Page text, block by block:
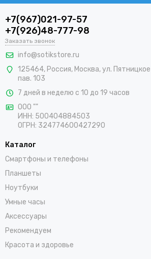
+7(967)021-97-57
+7(926)48-777-98
Заказать звонок
info@sotikstore.ru
125464, Россия, Москва,ул.
пав. 103
7 дней в неделю с 10 до 19 часов
ООО ""
ИНН: 500404884503
ОГРН: 324774600427290
Каталог
Смартфоны и телефоны
Планшеты
Ноутбуки
Умные часы
Аксессуары
Рекомендуем
Красота и здоровье